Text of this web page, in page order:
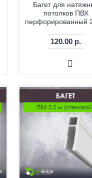
Багет для
потолков ПВХ
перфорированный
120.00 р.